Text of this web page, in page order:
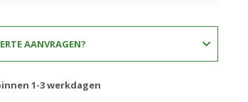
AANVRAGEN?
1-3 werkdagen